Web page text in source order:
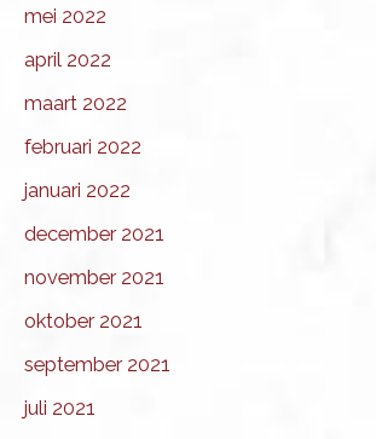
mei 2022
april 2022
maart 2022
februari 2022
januari 2022
december 2021
november 2021
oktober 2021
september 2021
juli 2021